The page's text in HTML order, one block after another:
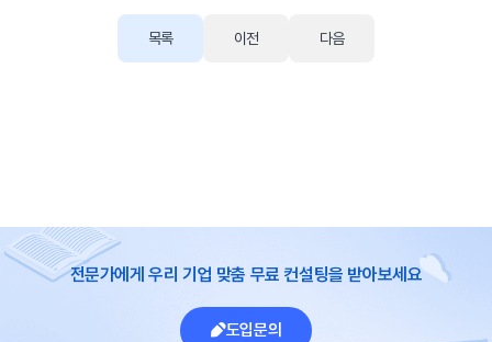
목록 이전 다음
전문가에게 우리 기업 맞춤 무료 컨설팅을 받아보세요
도입문의